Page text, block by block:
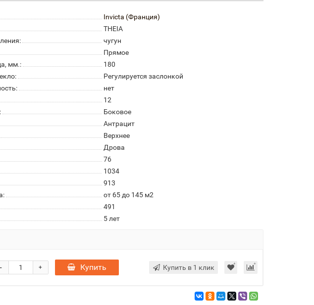
Invicta (Франция)
THEIA
чугун
Прямое
мм.:
180
Регулируется заслонкой
нет
12
Боковое
Антрацит
Верхнее
Дрова
76
1034
913
от 65 до 145 м2
491
5 лет
+
- Купить Купить в 1 клик